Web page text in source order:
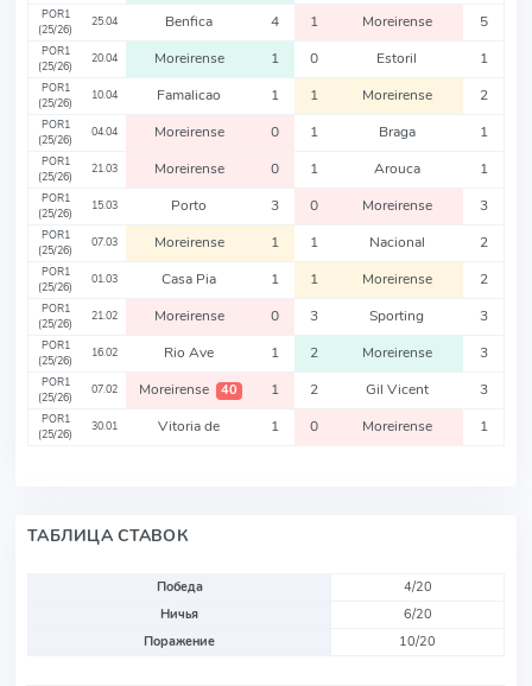
POR1
(25/26)
25.04 Benfica 4 1 Moreirense 5
POR1
(25/26)
20.04 Moreirense 1 0 Estoril 1
POR1
(25/26)
10.04 Famalicao 1 1 Moreirense 2
POR1
(25/26)
04.04 Moreirense 0 1 Braga 1
POR1
(25/26)
21.03 Moreirense 0 1 Arouca 1
POR1
(25/26)
15.03 Porto 3 0 Moreirense 3
POR1
(25/26)
07.03 Moreirense 1 1 Nacional 2
POR1
(25/26)
01.03 Casa Pia 1 1 Moreirense 2
POR1
(25/26)
21.02 Moreirense 0 3 Sporting 3
POR1
(25/26)
16.02 Rio Ave 1 2 Moreirense 3
POR1
(25/26)
07.02 Moreirense 40 1 2 Gil Vicent 3
POR1
(25/26)
30.01 Vitoria de 1 0 Moreirense 1
ТАБЛИЦА СТАВОК
Победа
4/20
Ничья
6/20
Поражение
10/20